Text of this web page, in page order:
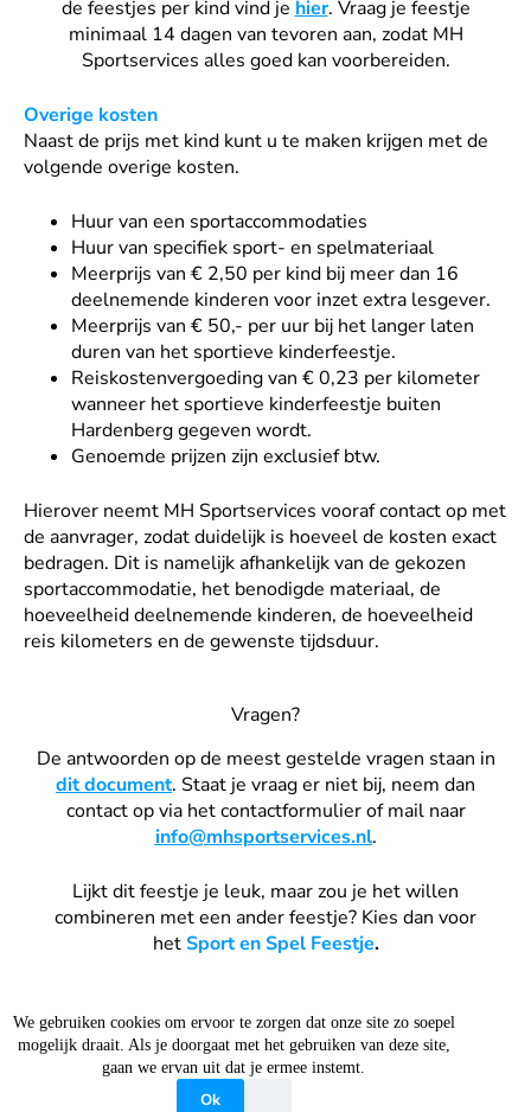
We gebruiken cookies om ervoor te zorgen dat onze site zo soepel
mogelijk draait. Als je doorgaat met het gebruiken van deze site,
gaan we ervan uit dat je ermee instemt.
Ok
de feestjes per kind vind je hier. Vraag je feestje
minimaal 14 dagen van tevoren aan, zodat MH
Sportservices alles goed kan voorbereiden.
Overige kosten
Naast de prijs met kind kunt u te maken krijgen met de
volgende overige kosten.
Huur van een sportaccommodaties
Huur van specifiek sport- en spelmateriaal
Meerprijs van € 2,50 per kind bij meer dan 16
deelnemende kinderen voor inzet extra lesgever.
Meerprijs van € 50,- per uur bij het langer laten
duren van het sportieve kinderfeestje.
Reiskostenvergoeding van € 0,23 per kilometer
wanneer het sportieve kinderfeestje buiten
Hardenberg gegeven wordt.
Genoemde prijzen zijn exclusief btw.
Hierover neemt MH Sportservices vooraf contact op met
de aanvrager, zodat duidelijk is hoeveel de kosten exact
bedragen. Dit is namelijk afhankelijk van de gekozen
sportaccommodatie, het benodigde materiaal, de
hoeveelheid deelnemende kinderen, de hoeveelheid
reis kilometers en de gewenste tijdsduur.
Vragen?
De antwoorden op de meest gestelde vragen staan in
dit document. Staat je vraag er niet bij, neem dan
contact op via het contactformulier of mail naar
info@mhsportservices.nl.
Lijkt dit feestje je leuk, maar zou je het willen
combineren met een ander feestje? Kies dan voor
het Sport en Spel Feestje.
glimlach | KVK: 89722590 |